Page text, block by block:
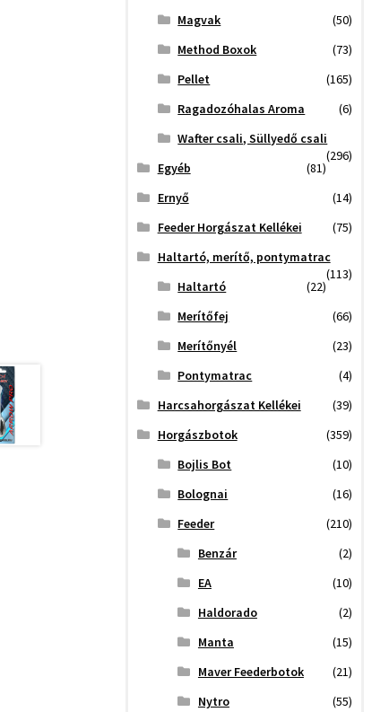
Magvak
(50)
Method Boxok
(73)
Pellet
(165)
Ragadozóhalas Aroma
(6)
Wafter csali, Süllyedő csali
(296)
Egyéb
(81)
Ernyő
(14)
Feeder Horgászat Kellékei
(75)
Haltartó, merítő, pontymatrac
(113)
Haltartó
(22)
Merítőfej
(66)
Merítőnyél
(23)
Pontymatrac
(4)
Harcsahorgászat Kellékei
(39)
Horgászbotok
(359)
Bojlis Bot
(10)
Bolognai
(16)
Feeder
(210)
Benzár
(2)
EA
(10)
Haldorado
(2)
Manta
(15)
Maver Feederbotok
(21)
Nytro
(55)